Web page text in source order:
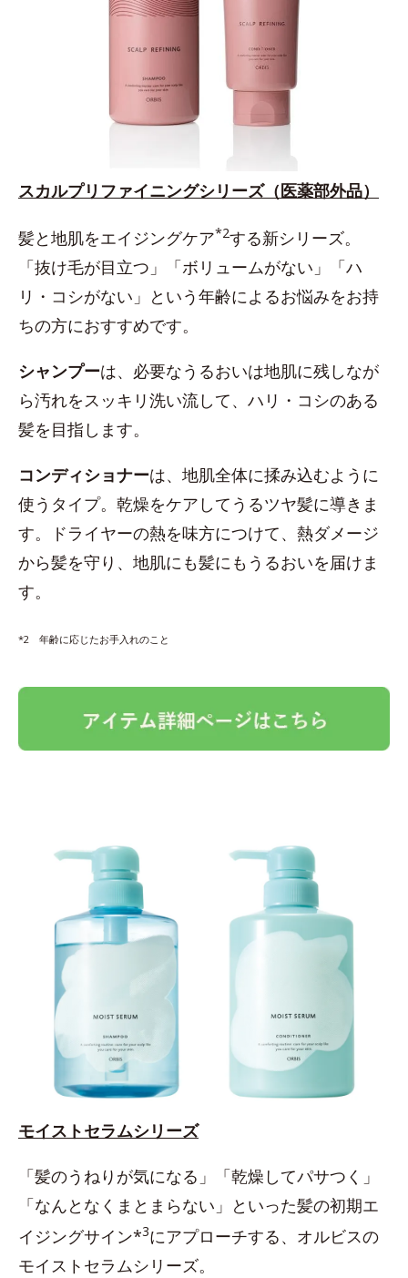
スカルプリファイニングシリーズ（医薬部外品）
髪と地肌をエイジングケア*2する新シリーズ。
「抜け毛が目立つ」「ボリュームがない」「ハ
リ・コシがない」という年齢によるお悩みをお持
ちの方におすすめです。
シャンプーは、必要なうるおいは地肌に残しなが
ら汚れをスッキリ洗い流して、ハリ・コシのある
髪を目指します。
コンディショナーは、地肌全体に揉み込むように
使うタイプ。乾燥をケアしてうるツヤ髪に導きま
す。ドライヤーの熱を味方につけて、熱ダメージ
から髪を守り、地肌にも髪にもうるおいを届けま
す。
*2 年齢に応じたお手入れのこと
モイストセラムシリーズ
「髪のうねりが気になる」「乾燥してパサつく」
「なんとなくまとまらない」といった髪の初期エ
イジングサイン*3にアプローチする、オルビスの
モイストセラムシリーズ。